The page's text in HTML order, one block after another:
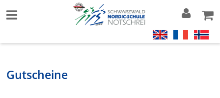
Gutscheine